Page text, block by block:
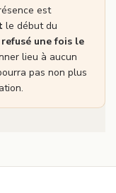
est
le début du
refusé une fois le
lieu à aucun
pas non plus